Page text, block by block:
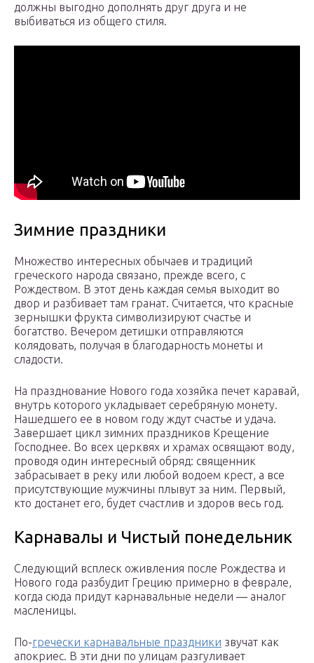
должны выгодно дополнять друг друга и не
выбиваться из общего стиля.
Зимние праздники
Множество интересных обычаев и традиций
греческого народа связано, прежде всего, с
Рождеством. В этот день каждая семья выходит во
двор и разбивает там гранат. Считается, что красные
зернышки фрукта символизируют счастье и
богатство. Вечером детишки отправляются
колядовать, получая в благодарность монеты и
сладости.
На празднование Нового года хозяйка печет каравай,
внутрь которого укладывает серебряную монету.
Нашедшего ее в новом году ждут счастье и удача.
Завершает цикл зимних праздников Крещение
Господнее. Во всех церквях и храмах освящают воду,
проводя один интересный обряд: священник
забрасывает в реку или любой водоем крест, а все
присутствующие мужчины плывут за ним. Первый,
кто достанет его, будет счастлив и здоров весь год.
Карнавалы и Чистый понедельник
Следующий всплеск оживления после Рождества и
Нового года разбудит Грецию примерно в феврале,
когда сюда придут карнавальные недели — аналог
масленицы.
По-гречески карнавальные праздники звучат как
апокриес. В эти дни по улицам разгуливает